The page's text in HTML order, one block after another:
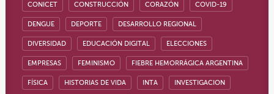
CONICET CONSTRUCCIÓN CORAZÓN COVID-19
DENGUE DEPORTE DESARROLLO REGIONAL
DIVERSIDAD EDUCACIÓN DIGITAL ELECCIONES
EMPRESAS FEMINISMO FIEBRE HEMORRÁGICA ARGENTINA
FÍSICA HISTORIAS DE VIDA INTA INVESTIGACION